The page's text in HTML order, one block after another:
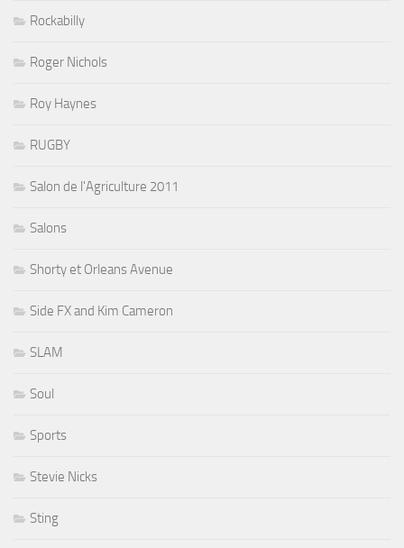
Rockabilly
Roger Nichols
Roy Haynes
RUGBY
Salon de l'Agriculture 2011
Salons
Shorty et Orleans Avenue
Side FX and Kim Cameron
SLAM
Soul
Sports
Stevie Nicks
Sting